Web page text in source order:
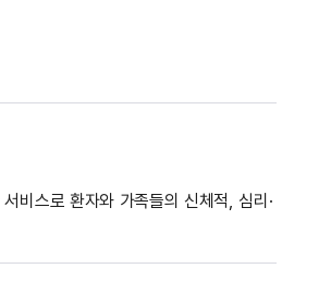
비스로 환자와 가족들의 신체적, 심리·